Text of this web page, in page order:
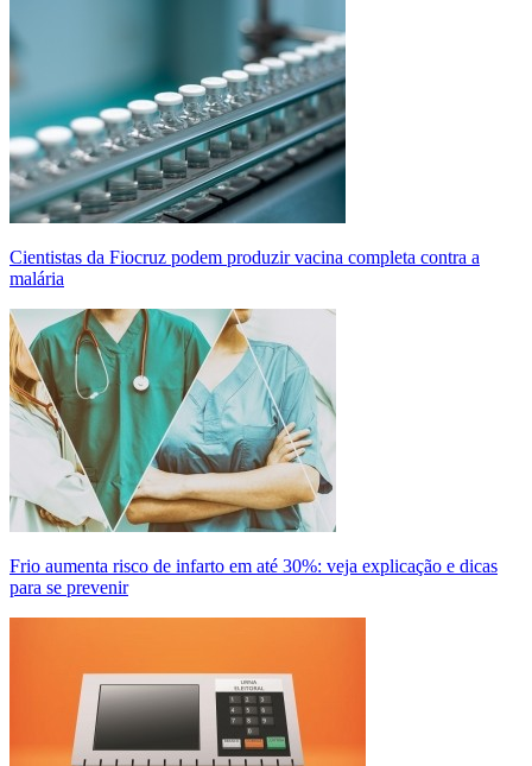
Cientistas da Fiocruz podem produzir vacina completa contra a
malária
Frio aumenta risco de infarto em até 30%: veja explicação e dicas
para se prevenir